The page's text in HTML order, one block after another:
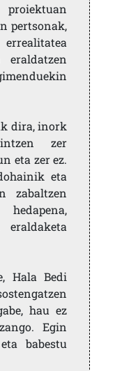
pertsonak,
dira, inork
zer
eta zer ez.
eta
zabaltzen
eraldaketa
Hala Bedi
hau ez
Egin
babestu